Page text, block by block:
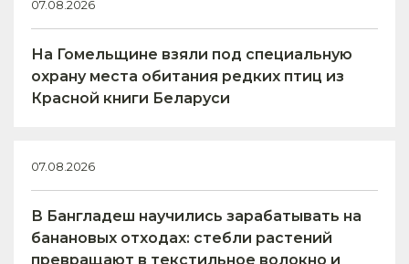
07.08.2026
На Гомельщине взяли под специальную
охрану места обитания редких птиц из
Красной книги Беларуси
07.08.2026
В Бангладеш научились зарабатывать на
банановых отходах: стебли растений
превращают в текстильное волокно и